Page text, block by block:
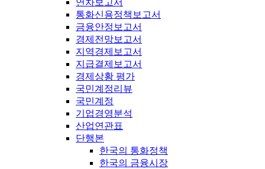
연차보고서
통화신용정책보고서
금융안정보고서
경제전망보고서
지역경제보고서
지급결제보고서
경제상황 평가
국민계정리뷰
국민계정
기업경영분석
산업연관표
단행본
한국의 통화정책
한국의 금융시장